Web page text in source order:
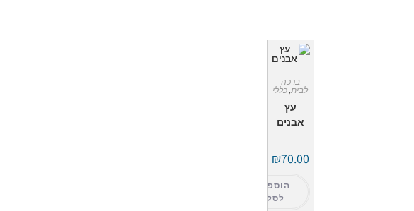
ברכה
לבית, כללי
עץ
אבנים
₪70.00
הוספה
לסל